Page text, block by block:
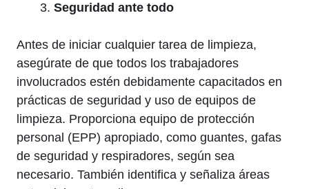
Seguridad ante todo
Antes de iniciar cualquier tarea de limpieza,
asegúrate de que todos los trabajadores
involucrados estén debidamente capacitados en
prácticas de seguridad y uso de equipos de
limpieza. Proporciona equipo de protección
personal (EPP) apropiado, como guantes, gafas
de seguridad y respiradores, según sea
necesario. También identifica y señaliza áreas